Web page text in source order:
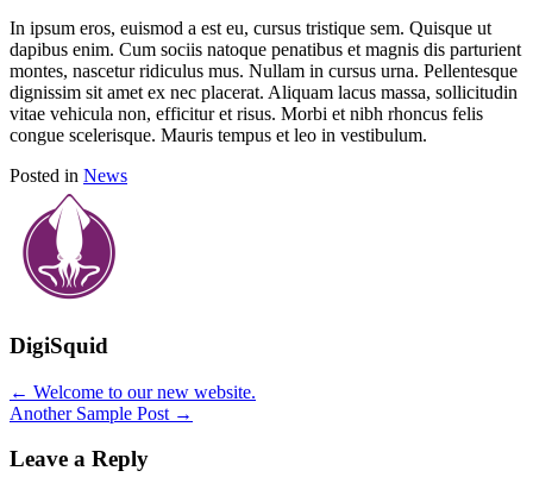
In ipsum eros, euismod a est eu, cursus tristique sem. Quisque ut
dapibus enim. Cum sociis natoque penatibus et magnis dis parturient
montes, nascetur ridiculus mus. Nullam in cursus urna. Pellentesque
dignissim sit amet ex nec placerat. Aliquam lacus massa, sollicitudin
vitae vehicula non, efficitur et risus. Morbi et nibh rhoncus felis
congue scelerisque. Mauris tempus et leo in vestibulum.
Posted in News
DigiSquid
Posts
navigation
← Welcome to our new website.
Another Sample Post →
Leave a Reply